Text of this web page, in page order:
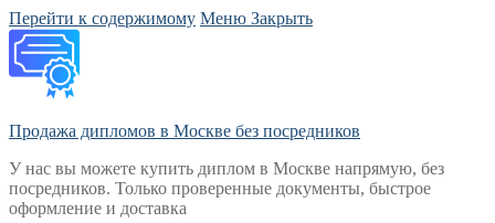
Перейти к содержимому Меню Закрыть
Продажа дипломов в Москве без посредников
У нас вы можете купить диплом в Москве напрямую, без
посредников. Только проверенные документы, быстрое
оформление и доставка